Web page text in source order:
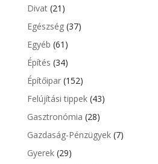
Divat(21)
Egészség(37)
Egyéb (61)
Építés (34)
Építőipar(152)
Felújítási tippek(43)
Gasztronómia (28)
Gazdaság-Pénzügyek(7)
Gyerek(29)